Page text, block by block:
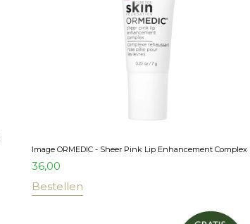
Image ORMEDIC - Sheer Pink Lip Enhancement Complex
36,00
Bestellen